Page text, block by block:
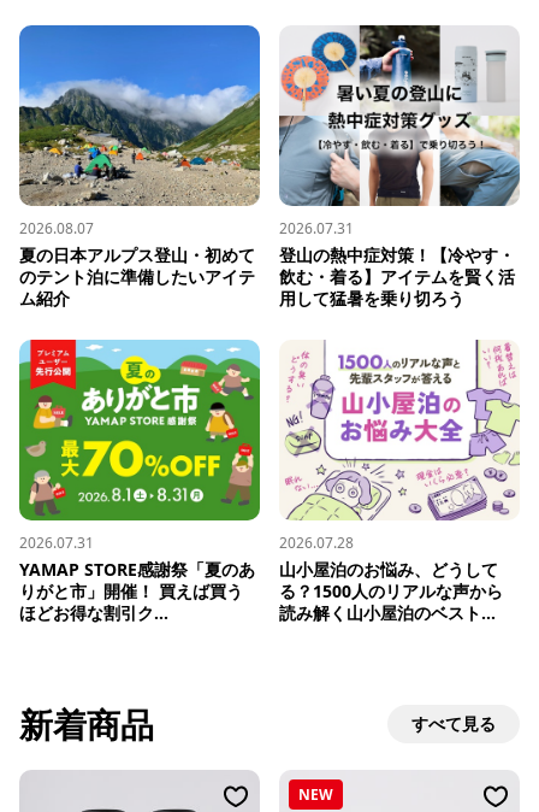
2026.08.07
夏の日本アルプス登山・初めて
のテント泊に準備したいアイテ
ム紹介
2026.07.31
登山の熱中症対策！【冷やす・
飲む・着る】アイテムを賢く活
用して猛暑を乗り切ろう
2026.07.31
YAMAP STORE感謝祭「夏のあ
りがと市」開催！ 買えば買う
ほどお得な割引ク...
2026.07.28
山小屋泊のお悩み、どうして
る？1500人のリアルな声から
読み解く山小屋泊のベスト...
新着商品 すべて見る
NEW